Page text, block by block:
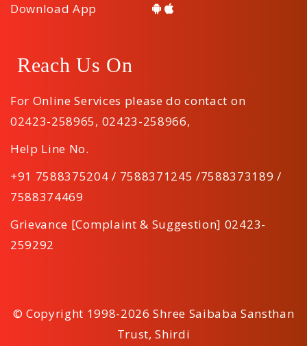
Download App
Reach Us On
For Online Services please do contact on
02423-258965, 02423-258966,
Help Line No.
+91 7588375204 / 7588371245 /7588373189 /
7588374469
Grievance [Complaint & Suggestion] 02423-
259292
© Copyright 1998-2026 Shree Saibaba Sansthan
Trust, Shirdi